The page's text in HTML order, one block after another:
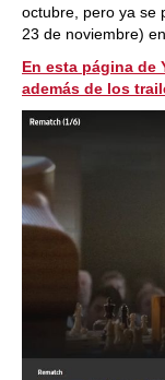
octubre, pero ya se
23 de noviembre)
En esta página de
además de los